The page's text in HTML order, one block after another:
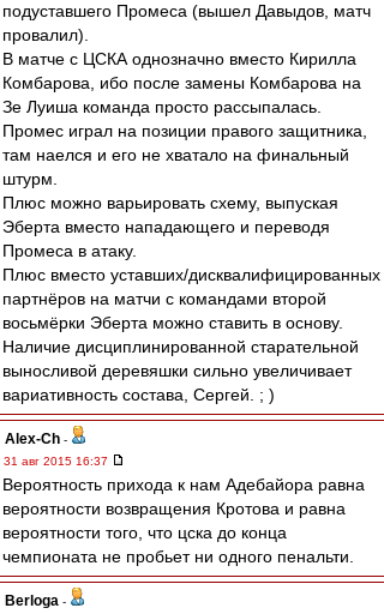
подуставшего Промеса (вышел Давыдов, матч
провалил).
В матче с ЦСКА однозначно вместо Кирилла
Комбарова, ибо после замены Комбарова на
Зе Луиша команда просто рассыпалась.
Промес играл на позиции правого защитника,
там наелся и его не хватало на финальный
штурм.
Плюс можно варьировать схему, выпуская
Эберта вместо нападающего и переводя
Промеса в атаку.
Плюс вместо уставших/дисквалифицированных
партнёров на матчи с командами второй
восьмёрки Эберта можно ставить в основу.
Наличие дисциплинированной старательной
выносливой деревяшки сильно увеличивает
вариативность состава, Сергей. ; )
Alex-Ch -
31 авг 2015 16:37
Вероятность прихода к нам Адебайора равна
вероятности возвращения Кротова и равна
вероятности того, что цска до конца
чемпионата не пробьет ни одного пенальти.
Berloga -